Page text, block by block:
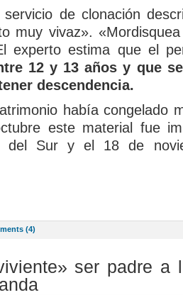
de clonación
muy vivaz».
experto estima que el
12 y 13 años y que
descendencia.
había congelado
este material fue
del Sur y el 18 de
(4)
ser padre a